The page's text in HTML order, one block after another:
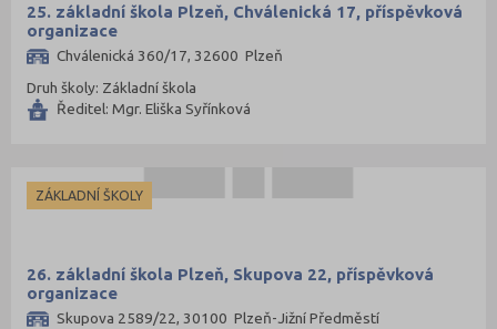
25. základní škola Plzeň, Chválenická 17, příspěvková
organizace
Chválenická 360/17, 32600 Plzeň
Druh školy: Základní škola
Ředitel: Mgr. Eliška Syřínková
ZÁKLADNÍ ŠKOLY
26. základní škola Plzeň, Skupova 22, příspěvková
organizace
Skupova 2589/22, 30100 Plzeň-Jižní Předměstí